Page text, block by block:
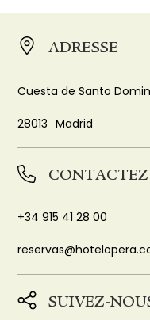
ADRESSE
Cuesta de Santo
28013 Madrid
CONTACTEZ
+34 915 41 28 00
SUIVEZ-